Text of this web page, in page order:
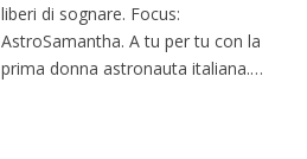
liberi di sognare. Focus:
AstroSamantha. A tu per tu con la
prima donna astronauta italiana.…